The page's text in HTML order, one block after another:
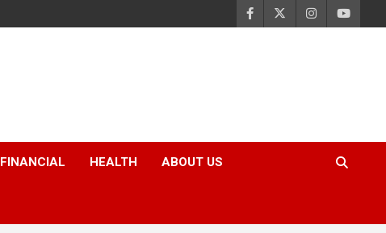
FINANCIAL HEALTH ABOUT US